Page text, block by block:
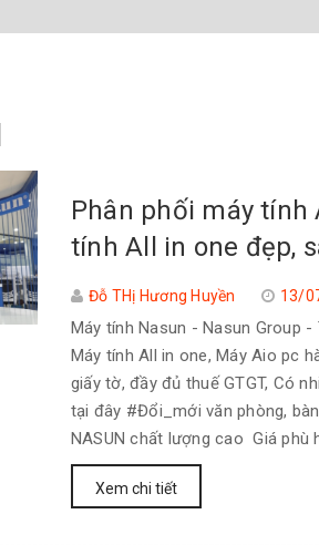
Phân phối máy tính
tính All in one đẹp,
Đỗ THị Hương Huyền 13/
Máy tính Nasun - Nasun Group
Máy tính All in one, Máy Aio pc
giấy tờ, đầy đủ thuế GTGT, Có
tại đây #Đổi_mới văn phòng,
NASUN chất lượng cao Giá phù
Xem chi tiết